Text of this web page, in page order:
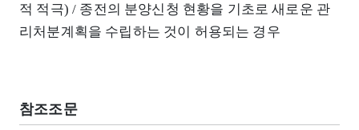
적 적극) / 종전의 분양신청 현황을 기초로 새로운 관
리처분계획을 수립하는 것이 허용되는 경우
참조조문